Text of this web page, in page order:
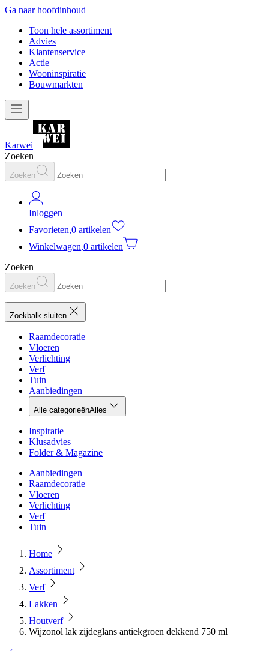
Ga naar hoofdinhoud
Toon hele assortiment
Advies
Klantenservice
Actie
Wooninspiratie
Bouwmarkten
Karwei
Zoeken
Zoeken
Inloggen
Favorieten,0 artikelen
Winkelwagen,0 artikelen
Zoeken
Zoeken
Zoekbalk sluiten
Raamdecoratie
Vloeren
Verlichting
Verf
Tuin
Aanbiedingen
Alle categorieënAlles
Inspiratie
Klusadvies
Folder & Magazine
Aanbiedingen
Raamdecoratie
Vloeren
Verlichting
Verf
Tuin
Home
Assortiment
Verf
Lakken
Houtverf
Wijzonol lak zijdeglans antiekgroen dekkend 750 ml